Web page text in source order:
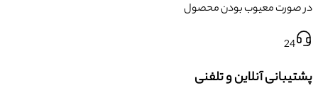
در صورت معیوب بودن محصول
24
پشتیبانی آنلاین و تلفنی